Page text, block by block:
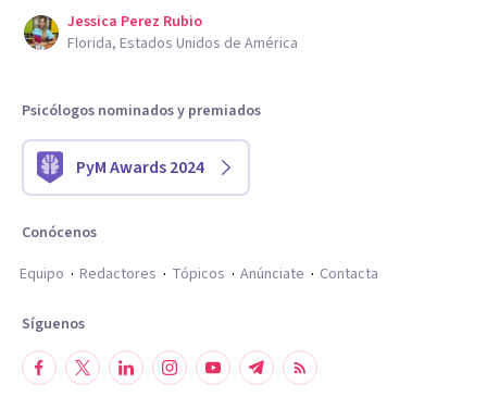
Jessica Perez Rubio
Florida, Estados Unidos de América
Psicólogos nominados y premiados
PyM Awards 2024
Conócenos
Equipo
Redactores Tópicos Anúnciate Contacta
Síguenos